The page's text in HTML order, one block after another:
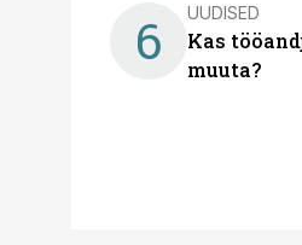
6 UUDISED
Kas
muuta?